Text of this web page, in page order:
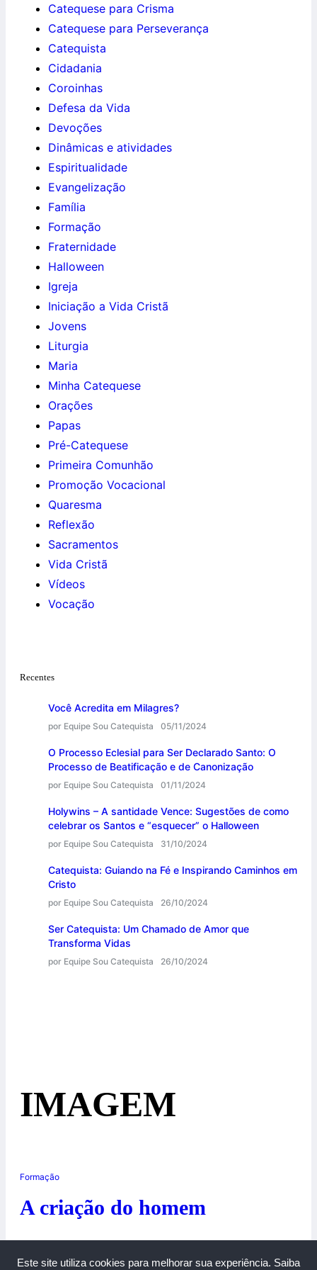
Este site utiliza cookies para melhorar sua experiência. Saiba
Catequese para Crisma
Catequese para Perseverança
Catequista
Cidadania
Coroinhas
Defesa da Vida
Devoções
Dinâmicas e atividades
Espiritualidade
Evangelização
Família
Formação
Fraternidade
Halloween
Igreja
Iniciação a Vida Cristã
Jovens
Liturgia
Maria
Minha Catequese
Orações
Papas
Pré-Catequese
Primeira Comunhão
Promoção Vocacional
Quaresma
Reflexão
Sacramentos
Vida Cristã
Vídeos
Vocação
Recentes
Você Acredita em Milagres?
por Equipe Sou Catequista 05/11/2024
O Processo Eclesial para Ser Declarado Santo: O
Processo de Beatificação e de Canonização
por Equipe Sou Catequista 01/11/2024
Holywins – A santidade Vence: Sugestões de como
celebrar os Santos e “esquecer” o Halloween
por Equipe Sou Catequista 31/10/2024
Catequista: Guiando na Fé e Inspirando Caminhos em
Cristo
por Equipe Sou Catequista 26/10/2024
Ser Catequista: Um Chamado de Amor que
Transforma Vidas
por Equipe Sou Catequista 26/10/2024
IMAGEM
Formação
A criação do homem
0